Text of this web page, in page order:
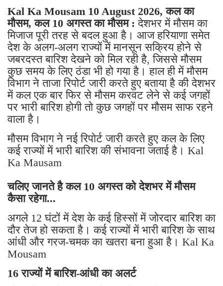
Kal Ka Mousam 10 August 2026, कल का
मौसम, कल 10 अगस्त का मौसम : देशभर में मौसम का
मिजाज पूरी तरह से बदल हुआ है। आज हरियाणा समेत
देश के अलग-अलग राज्यों में मानसून सक्रिय होने से
जबरदस्त बारिश देखने को मिल रही है, जिससे मौसम
कुछ समय के लिए ठंडा भी हो गया है। हाल ही में मौसम
विभाग ने ताजा रिपोर्ट जारी करते हुए बताया है की देशभर
में कल एक बार फिर से मौसम करवट लेने से कई जगहों
पर भारी बारिश होगी तो कुछ जगहों पर मौसम साफ रहने
वाला है।
मौसम विभाग ने नई रिपोर्ट जारी करते हुए कल के लिए
कई राज्यों में भारी बारिश की संभावना जताई है। Kal
Ka Mausam
चलिए जानते है कल 10 अगस्त को देशभर में मौसम
कैसा रहेगा...
अगले 12 घंटों में देश के कई हिस्सों में जोरदार बारिश का
दौर तेज हो सकता है। कई राज्यों में भारी बारिश के साथ
आंधी और गरज-चमक का खतरा बना हुआ है। Kal Ka
Mousam
16 राज्यों में बारिश-आंधी का अलर्ट